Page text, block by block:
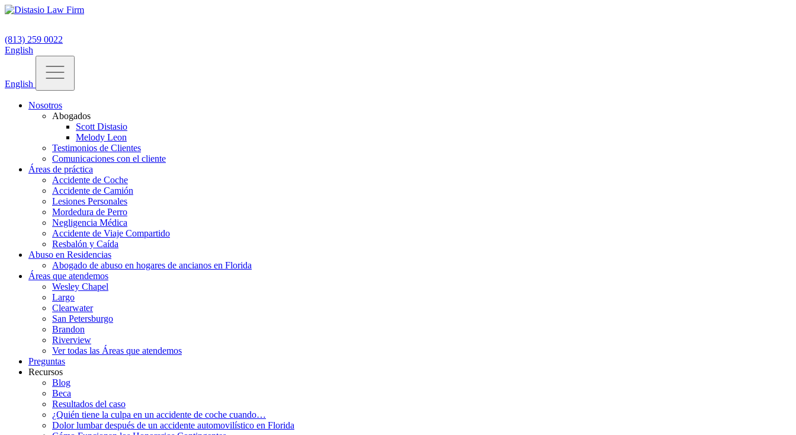
(813) 259 0022
English
English
Nosotros
Abogados
Scott Distasio
Melody Leon
Testimonios de Clientes
Comunicaciones con el cliente
Áreas de práctica
Accidente de Coche
Accidente de Camión
Lesiones Personales
Mordedura de Perro
Negligencia Médica
Accidente de Viaje Compartido
Resbalón y Caída
Abuso en Residencias
Abogado de abuso en hogares de ancianos en Florida
Áreas que atendemos
Wesley Chapel
Largo
Clearwater
San Petersburgo
Brandon
Riverview
Ver todas las Áreas que atendemos
Preguntas
Recursos
Blog
Beca
Resultados del caso
¿Quién tiene la culpa en un accidente de coche cuando…
Dolor lumbar después de un accidente automovilístico en Florida